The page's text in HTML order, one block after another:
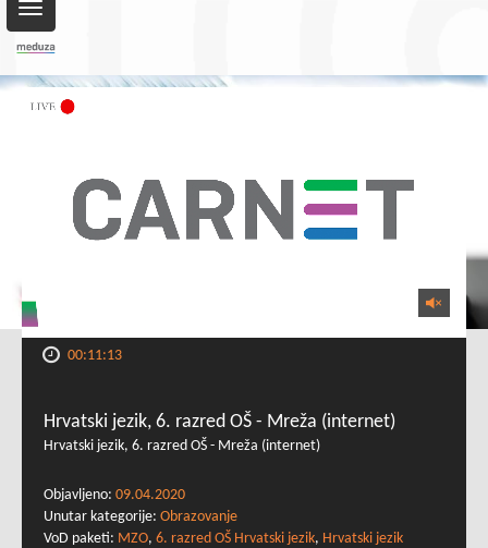
Toggle
navigation
00:11:13
Hrvatski jezik, 6. razred OŠ - Mreža (internet)
Hrvatski jezik, 6. razred OŠ - Mreža (internet)
Objavljeno: 09.04.2020
Unutar kategorije: Obrazovanje
VoD paketi: MZO, 6. razred OŠ Hrvatski jezik, Hrvatski jezik